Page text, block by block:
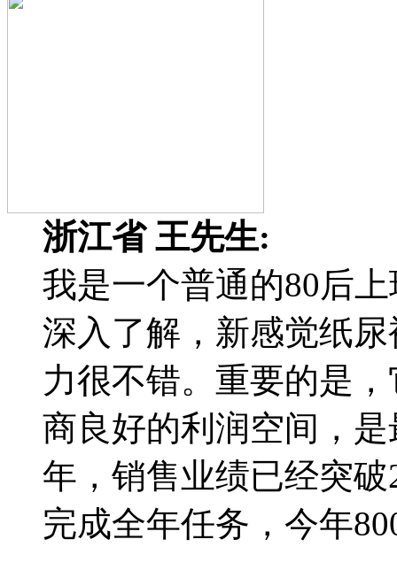
浙江省 王先生:
我是一个普通的80后
深入了解，新感觉纸
力很不错。重要的是
商良好的利润空间，
年，销售业绩已经突
完成全年任务，今年